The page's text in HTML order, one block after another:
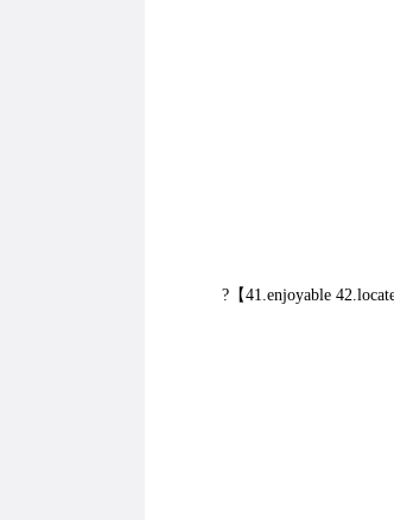
?【41.enjoyable